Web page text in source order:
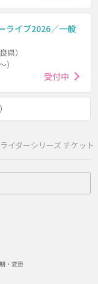
イダーシリーズ チケット
ライブ2026／一般
県）
受付中
・変更